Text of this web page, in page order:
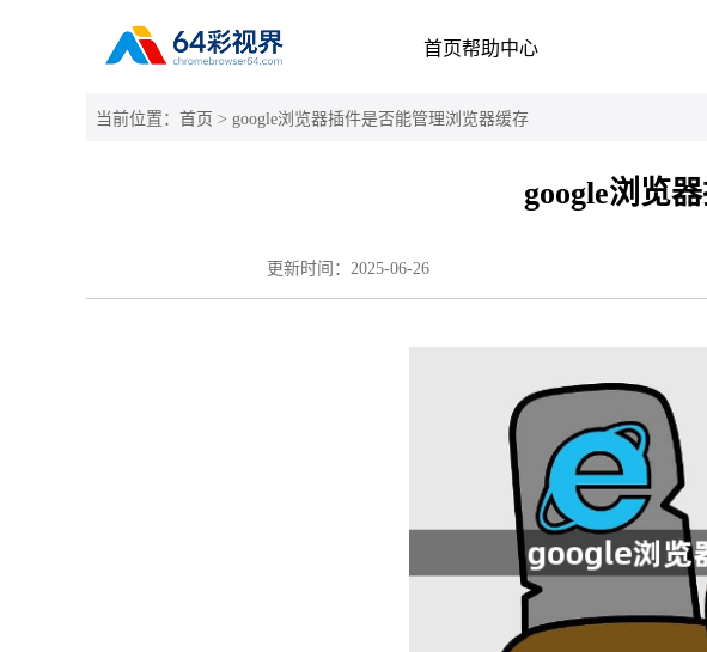
首页帮助中心
当前位置： 首页 > google浏览器插件是否能管理浏览器缓存
google浏览
更新时间： 2025-06-26